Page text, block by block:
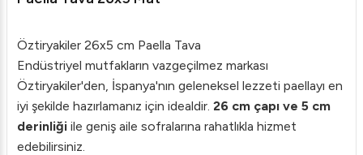
Öztiryakiler 26x5 cm Paella Tava
Endüstriyel mutfakların vazgeçilmez markası
Öztiryakiler'den, İspanya'nın geleneksel lezzeti paellayı en
iyi şekilde hazırlamanız için idealdir. 26 cm çapı ve 5 cm
derinliği ile geniş aile sofralarına rahatlıkla hizmet
edebilirsiniz.